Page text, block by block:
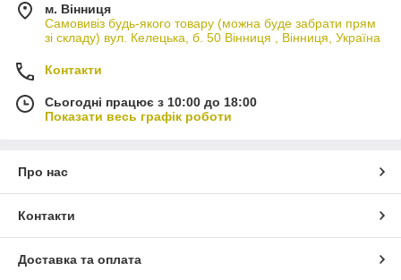
м. Вінниця
Самовивіз будь-якого товару (можна буде забрати прям
зі складу) вул. Келецька, б. 50 Вінниця , Вінниця, Україна
Контакти
Сьогодні працює з 10:00 до 18:00
Показати весь графік роботи
Про нас
Контакти
Доставка та оплата